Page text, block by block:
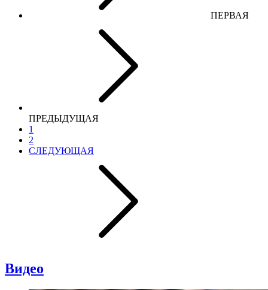
ПЕРВАЯ
ПРЕДЫДУЩАЯ
1
2
СЛЕДУЮЩАЯ
Видео